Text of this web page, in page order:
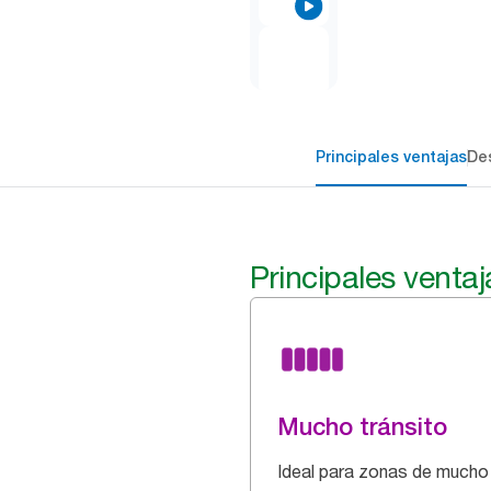
Principales ventajas
Principales
Mucho tránsito
Ideal para zonas de mucho